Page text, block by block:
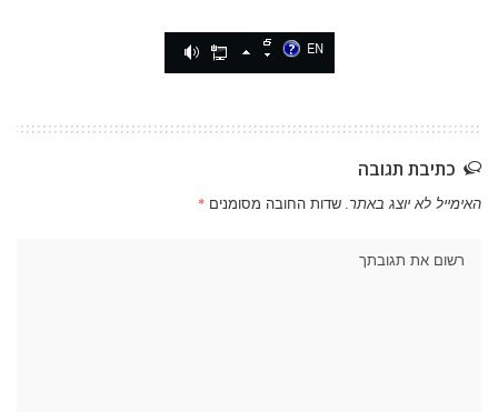
כתיבת תגובה
האימייל לא יוצג באתר. שדות החובה מסומנים *